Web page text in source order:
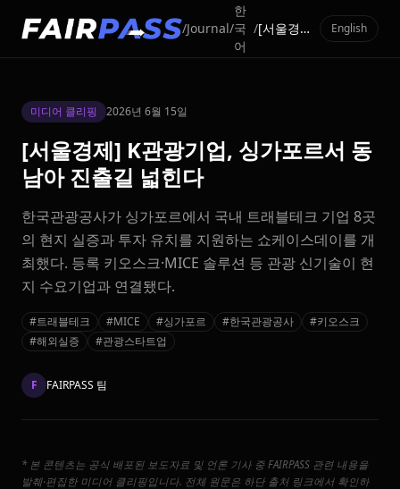
/Journal/
한
국
어
/ [서울경제] K관광기업, 싱가포르서 동남아 진출길 넓힌다 English
미디어 클리핑 2026년 6월 15일
[서울경제] K관광기업, 싱가포르서 동
남아 진출길 넓힌다
한국관광공사가 싱가포르에서 국내 트래블테크 기업 8곳
의 현지 실증과 투자 유치를 지원하는 쇼케이스데이를 개
최했다. 등록 키오스크·MICE 솔루션 등 관광 신기술이 현
지 수요기업과 연결됐다.
#트래블테크 #MICE #싱가포르 #한국관광공사
#키오스크
#해외실증
#관광스타트업
F FAIRPASS 팀
* 본 콘텐츠는 공식 배포된 보도자료 및 언론 기사 중 FAIRPASS 관련 내용을
발췌·편집한 미디어 클리핑입니다. 전체 원문은 하단 출처 링크에서 확인하